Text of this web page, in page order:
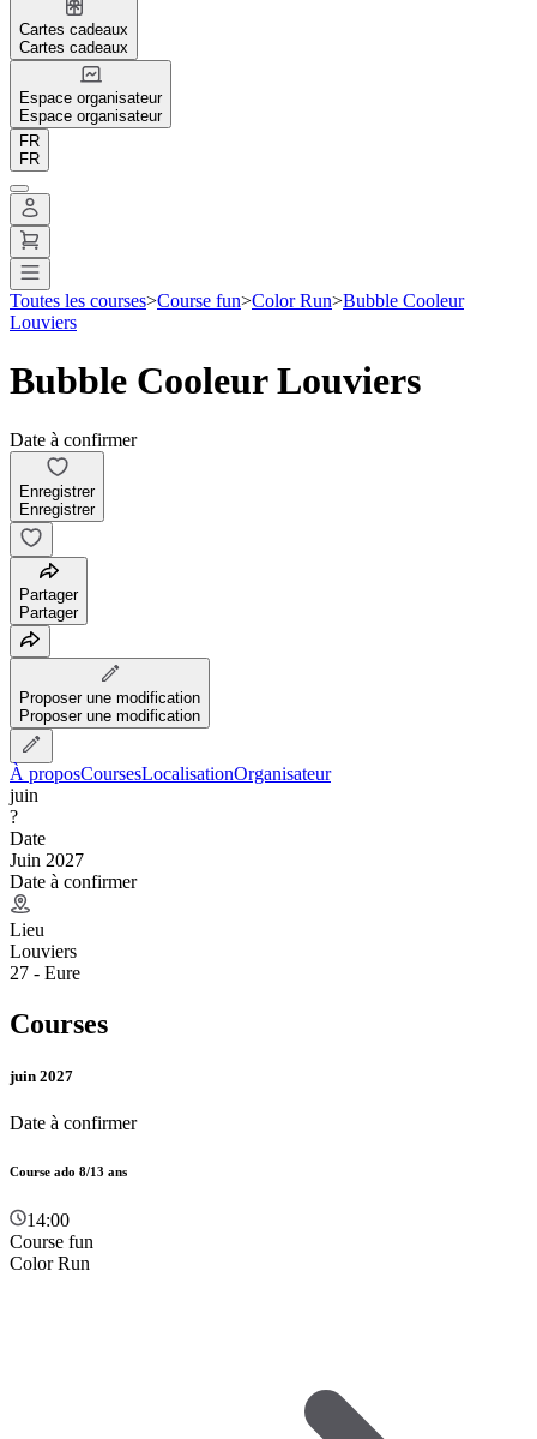
Cartes cadeaux
Cartes cadeaux
Espace organisateur
Espace organisateur
FR
FR
Toutes les courses>Course fun>Color Run>Bubble Cooleur
Louviers
Bubble Cooleur Louviers
Date à confirmer
Enregistrer
Enregistrer
Partager
Partager
Proposer une modification
Proposer une modification
À proposCoursesLocalisationOrganisateur
juin
?
Date
Juin 2027
Date à confirmer
Lieu
Louviers
27 - Eure
Courses
juin 2027
Date à confirmer
Course ado 8/13 ans
14:00
Course fun
Color Run